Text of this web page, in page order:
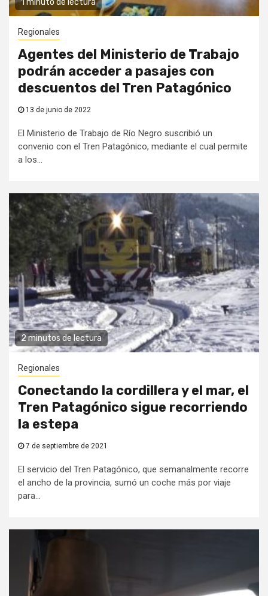
1 minuto de lectura
Regionales
Agentes del Ministerio de Trabajo
podrán acceder a pasajes con
descuentos del Tren Patagónico
13 de junio de 2022
El Ministerio de Trabajo de Río Negro suscribió un
convenio con el Tren Patagónico, mediante el cual permite
a los...
2 minutos de lectura
Regionales
Conectando la cordillera y el mar, el
Tren Patagónico sigue recorriendo
la estepa
7 de septiembre de 2021
El servicio del Tren Patagónico, que semanalmente recorre
el ancho de la provincia, sumó un coche más por viaje
para...